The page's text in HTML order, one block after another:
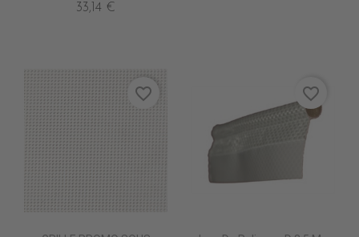
33,14 €
favorite_border favorite_border